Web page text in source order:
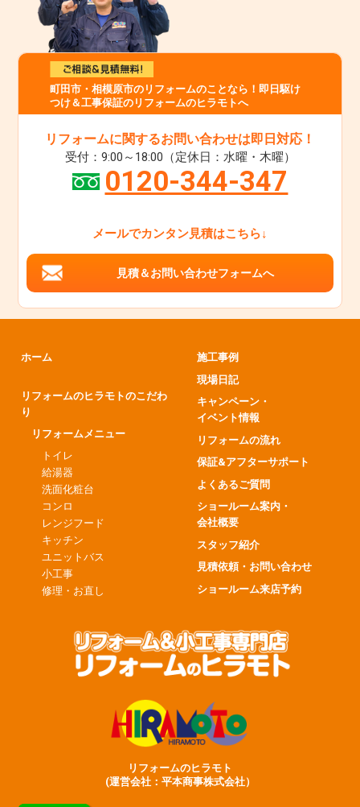
町田市・相模原市のリフォームのことなら！即日駆け
つけ＆工事保証のリフォームのヒラモトへ
リフォームに関するお問い合わせは即日対応！
受付：9:00～18:00（定休日：水曜・木曜）
0120-344-347
メールでカンタン見積はこちら↓
見積＆お問い合わせフォームへ
ホーム
リフォームのヒラモトのこだわ
り
リフォームメニュー
トイレ
給湯器
洗面化粧台
コンロ
レンジフード
キッチン
ユニットバス
小工事
修理・お直し
施工事例
現場日記
キャンペーン・
イベント情報
リフォームの流れ
保証&アフターサポート
よくあるご質問
ショールーム案内・
会社概要
スタッフ紹介
見積依頼・お問い合わせ
ショールーム来店予約
リフォームのヒラモト
(運営会社：平本商事株式会社）